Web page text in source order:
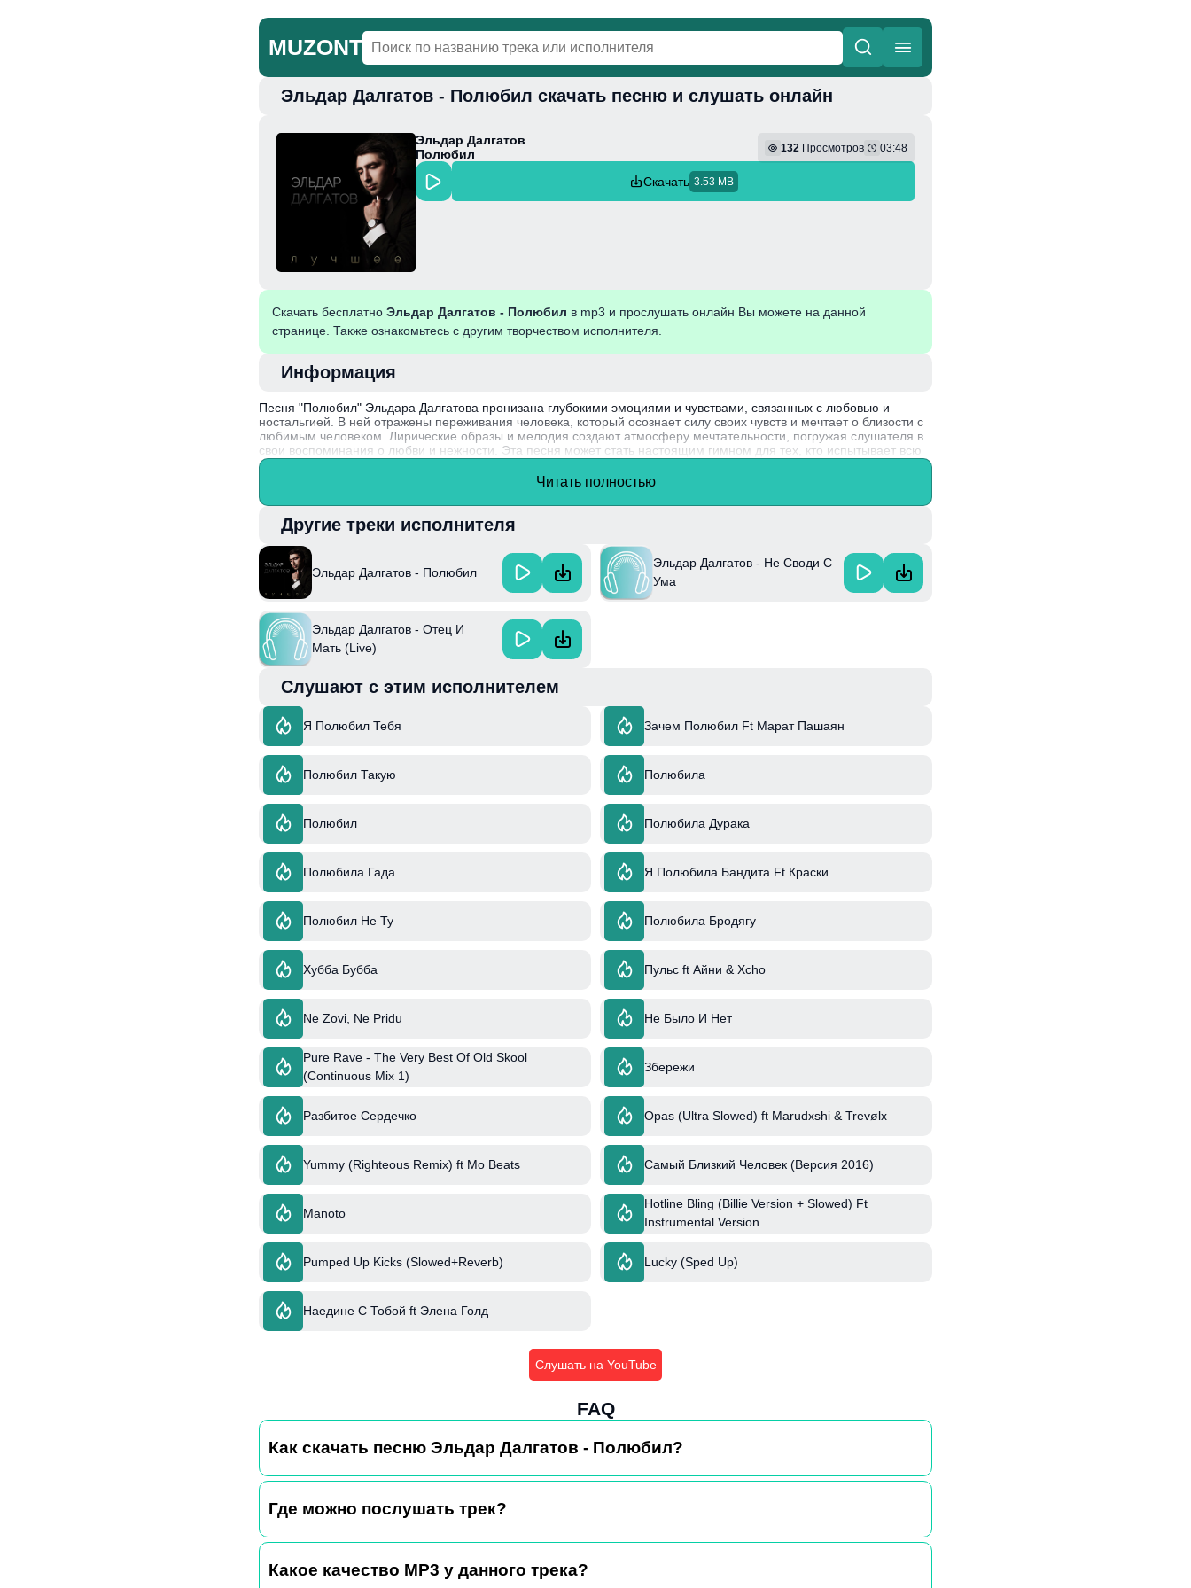
MUZONT
Эльдар Далгатов - Полюбил скачать песню и слушать онлайн
Эльдар Далгатов
Полюбил
132 Просмотров 03:48
Скачать 3.53 MB
Скачать бесплатно Эльдар Далгатов - Полюбил в mp3 и прослушать онлайн Вы можете на данной
странице. Также ознакомьтесь с другим творчеством исполнителя.
Информация
Песня "Полюбил" Эльдара Далгатова пронизана глубокими эмоциями и чувствами, связанных с любовью и
ностальгией. В ней отражены переживания человека, который осознает силу своих чувств и мечтает о близости с
любимым человеком. Лирические образы и мелодия создают атмосферу мечтательности, погружая слушателя в
свои воспоминания о любви и нежности. Эта песня может стать настоящим гимном для тех, кто испытывает всю
гамму эмоций, связанных с романтическими отношениями.
созданию музыки, что делает его артистом, способным затронуть душу каждого слушателя.
Читать полностью
Другие треки исполнителя
Эльдар Далгатов - Полюбил
Эльдар Далгатов - Не Своди С
Ума
Эльдар Далгатов - Отец И
Мать (Live)
Слушают с этим исполнителем
Я Полюбил Тебя Зачем Полюбил Ft Марат Пашаян
Полюбил Такую Полюбила
Полюбил Полюбила Дурака
Полюбила Гада Я Полюбила Бандита Ft Краски
Полюбил Не Ту Полюбила Бродягу
Хубба Бубба Пульс ft Айни & Xcho
Ne Zovi, Ne Pridu Не Было И Нет
Pure Rave - The Very Best Of Old Skool
(Continuous Mix 1)
Збережи
Разбитое Сердечко Opas (Ultra Slowed) ft Marudxshi & Trevølx
Yummy (Righteous Remix) ft Mo Beats Самый Близкий Человек (Версия 2016)
Manoto
Hotline Bling (Billie Version + Slowed) Ft
Instrumental Version
Pumped Up Kicks (Slowed+Reverb) Lucky (Sped Up)
Наедине С Тобой ft Элена Голд
Слушать на YouTube
FAQ
Как скачать песню Эльдар Далгатов - Полюбил?
Где можно послушать трек?
Какое качество MP3 у данного трека?